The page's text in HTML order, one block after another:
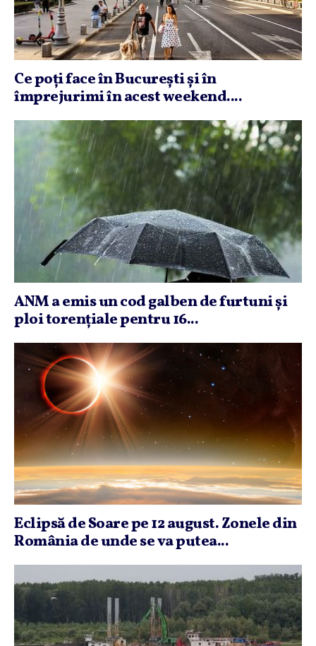
Ce poţi face în Bucureşti şi în
împrejurimi în acest weekend....
ANM a emis un cod galben de furtuni şi
ploi torenţiale pentru 16...
Eclipsă de Soare pe 12 august. Zonele din
România de unde se va putea...